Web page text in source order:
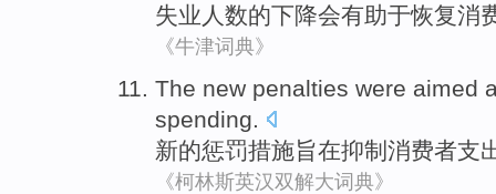
失业人数的下降会有助于恢复消
《牛津词典》
The new penalties were aimed
spending.
新的惩罚措施旨在抑制 消费者支
《柯林斯英汉双解大词典》